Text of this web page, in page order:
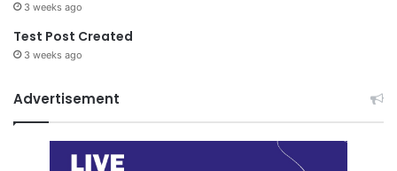
3 weeks ago
Test Post Created
3 weeks ago
Advertisement